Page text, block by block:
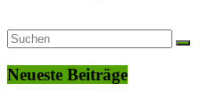
Neueste Beiträge